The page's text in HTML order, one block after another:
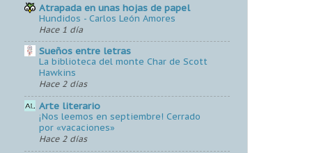
Atrapada en unas hojas de papel
Hundidos - Carlos León Amores
Hace 1 día
Sueños entre letras
La biblioteca del monte Char de Scott
Hawkins
Hace 2 días
Arte literario
¡Nos leemos en septiembre! Cerrado
por «vacaciones»
Hace 2 días